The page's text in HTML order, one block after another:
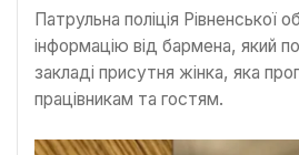
Патрульна поліція Рівненської
інформацію від бармена, який
закладі присутня жінка, яка
працівникам та гостям.